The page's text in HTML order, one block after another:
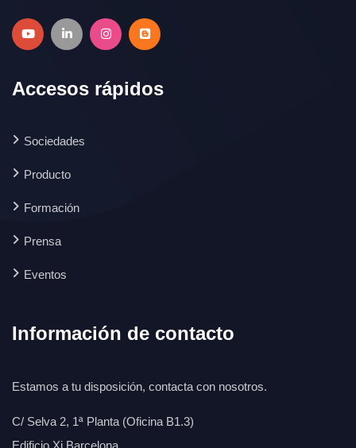
Accesos rápidos
Sociedades
Producto
Formación
Prensa
Eventos
Información de contacto
Estamos a tu disposición, contacta con nosotros.
C/ Selva 2, 1ª Planta (Oficina B1.3)
Edificio Xi Barcelona